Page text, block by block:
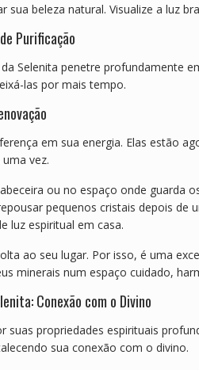
beleza natural. Visualize a luz
Purificação
Selenita penetre profundamente
las por mais tempo.
em sua energia. Elas estão
vez.
ou no espaço onde guarda
pequenos cristais depois de
luz espiritual em casa.
ao seu lugar. Por isso, é uma
minerais num espaço cuidado,
Conexão com o Divino
propriedades espirituais
sua conexão com o divino.